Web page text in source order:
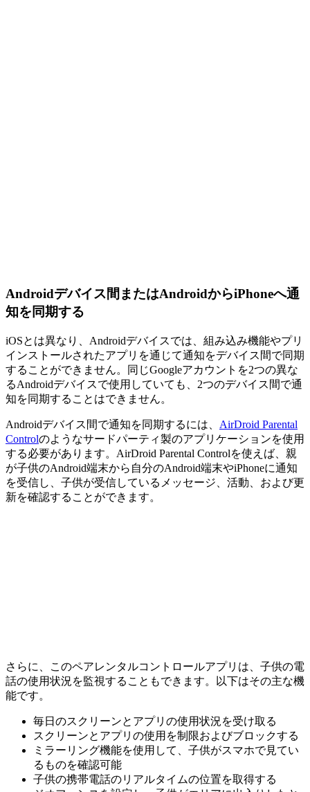
Androidデバイス間またはAndroidからiPhoneへ通
知を同期する
iOSとは異なり、Androidデバイスでは、組み込み機能やプリ
インストールされたアプリを通じて通知をデバイス間で同期
することができません。同じGoogleアカウントを2つの異な
るAndroidデバイスで使用していても、2つのデバイス間で通
知を同期することはできません。
Androidデバイス間で通知を同期するには、 AirDroid Parental
Controlのようなサードパーティ製のアプリケーションを使用
する必要があります。AirDroid Parental Controlを使えば、親
が子供のAndroid端末から自分のAndroid端末やiPhoneに通知
を受信し、子供が受信しているメッセージ、活動、および更
新を確認することができます。
さらに、このペアレンタルコントロールアプリは、子供の電
話の使用状況を監視することもできます。以下はその主な機
能です。
毎日のスクリーンとアプリの使用状況を受け取る
スクリーンとアプリの使用を制限およびブロックする
ミラーリング機能を使用して、子供がスマホで見てい
るものを確認可能
子供の携帯電話のリアルタイムの位置を取得する